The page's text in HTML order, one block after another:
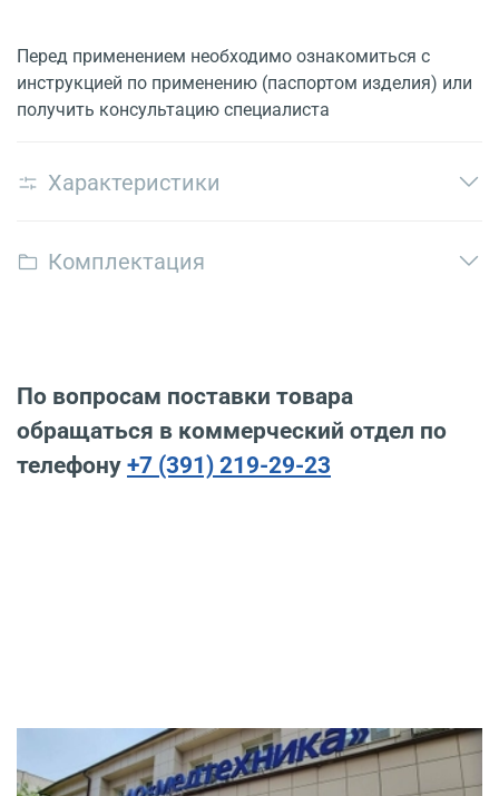
Перед применением необходимо ознакомиться с
инструкцией по применению (паспортом изделия) или
получить консультацию специалиста
Характеристики
Комплектация
По вопросам поставки товара
обращаться в коммерческий отдел по
телефону +7 (391) 219-29-23